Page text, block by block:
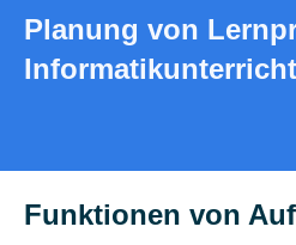
Zum
springen
Planung von
Informatikunterricht
Funktionen von